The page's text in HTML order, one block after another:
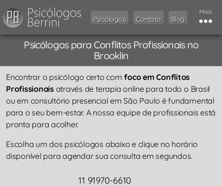
Psicólogos Contato Blog
Mais
Psicólogos para Conflitos Profissionais no
Brooklin
Encontrar o psicólogo certo comfoco em Conflitos
Profissionaisatravés de terapia online para todo o Brasil
ou em consultório presencial em São Paulo é fundamental
para o seu bem-estar. A nossa equipe de profissionais está
pronta para acolher.
Escolha um dos psicólogos abaixo e clique no horário
disponível para agendar sua consulta em segundos.
11 91970-6610